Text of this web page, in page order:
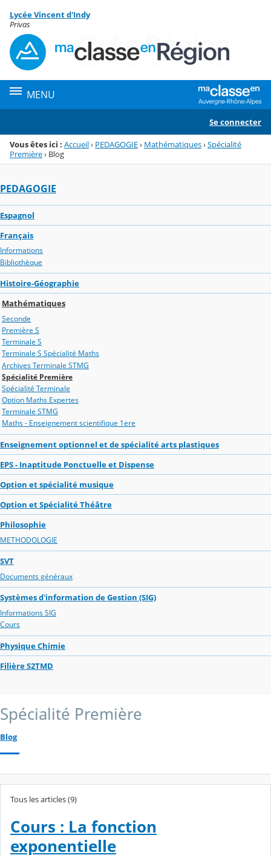
Menu de la rubrique
Contenu
Lycée Vincent d'Indy
Privas
MENU
Se connecter
Vous êtes ici : Accueil› PEDAGOGIE› Mathématiques›Spécialité
Première› Blog
PEDAGOGIE
Espagnol
Français
Informations
Bibliothèque
Histoire-Géographie
Mathématiques
Seconde
Première S
Terminale S
Terminale S Spécialité Maths
Archives Terminale STMG
Spécialité Première
Spécialité Terminale
Option Maths Expertes
Terminale STMG
Maths - Enseignement scientifique 1ere
Enseignement optionnel et de spécialité arts plastiques
EPS - Inaptitude Ponctuelle et Dispense
Option et spécialité musique
Option et Spécialité Théâtre
Philosophie
METHODOLOGIE
SVT
Documents généraux
Systèmes d'information de Gestion (SIG)
Informations SIG
Cours
Physique Chimie
Filière S2TMD
Spécialité Première
Blog
Tous les articles (9)
Cours : La fonction
exponentielle